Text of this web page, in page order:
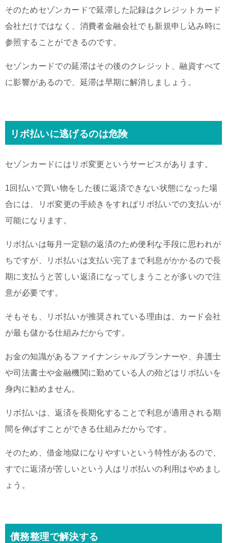
そのためセゾンカードで延滞した記録はクレジットカード
会社だけではなく、消費者金融会社でも新規申し込み時に
参照することができるのです。
セゾンカードでの延滞はその後のクレジット、融資すべて
に影響があるので、延滞は早期に解消しましょう。
リボ払いに逃げるのは危険
セゾンカードにはリボ変更というサービスがあります。
1回払いで買い物をした後に返済できない状態になった場
合には、リボ変更の手続きをすればリボ払いでの支払いが
可能になります。
リボ払いは毎月一定額の返済のため便利な手段に思われが
ちですが、リボ払いは支払い完了まで利息がかかるので長
期に支払うと苦しい返済になってしまうことが多いので注
意が必要です。
そもそも、リボ払いが推奨されている理由は、カード会社
が最も儲かる仕組みだからです。
お金の知識があるファイナンシャルプランナーや、弁護士
や司法書士や金融機関に勤めている人の殆どはリボ払いを
身内に勧めません。
リボ払いは、返済を長期化することで利息が適用される期
間を伸ばすことができる仕組みだからです。
そのため、借金地獄になりやすいという特性があるので、
すでに返済が苦しいという人はリボ払いの利用はやめまし
ょう。
債務整理で解決する